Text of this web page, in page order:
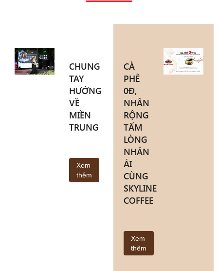
CHUNG
TAY
HƯỚNG
VỀ
MIỀN
TRUNG
Xem
thêm
CÀ
PHÊ
0Đ,
NHÂN
RỘNG
TẤM
LÒNG
NHÂN
ÁI
CÙNG
SKYLINE
COFFEE
Xem
thêm